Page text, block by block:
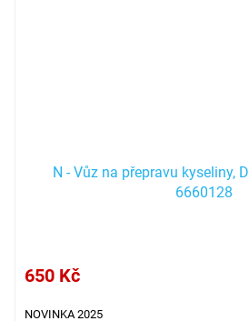
N - Vůz na přepravu kyseliny,
6660128
650 Kč
NOVINKA 2025